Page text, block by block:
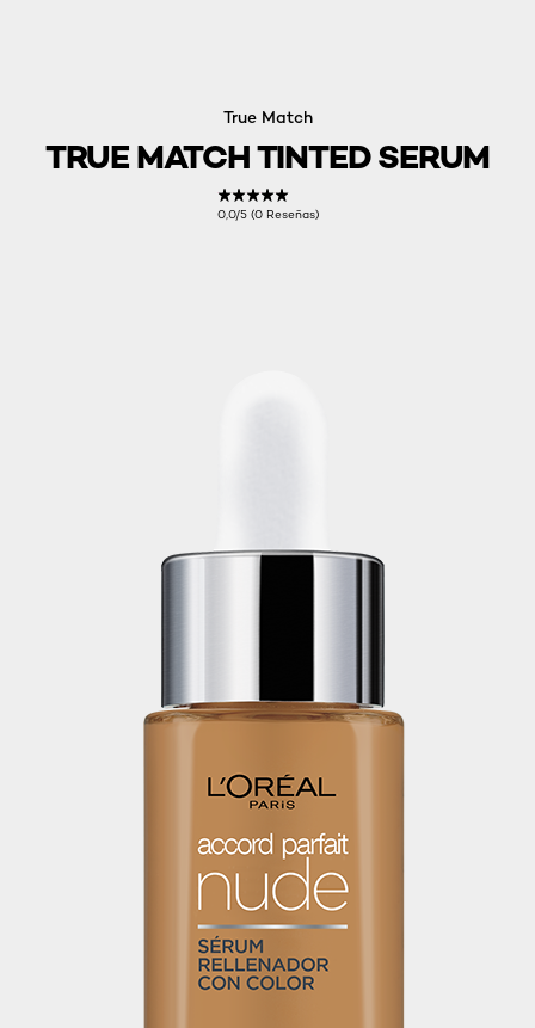
True Match
TRUE MATCH TINTED SERUM
0,0/5 (0 Reseñas)